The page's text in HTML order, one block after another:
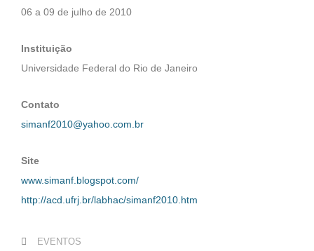
06 a 09 de julho de 2010
Instituição
Universidade Federal do Rio de Janeiro
Contato
simanf2010@yahoo.com.br
Site
www.simanf.blogspot.com/
http://acd.ufrj.br/labhac/simanf2010.htm
EVENTOS